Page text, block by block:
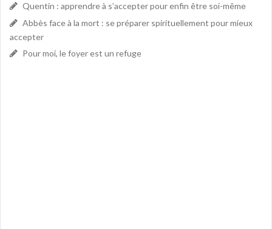
Quentin : apprendre à s’accepter pour enfin être soi-même
Abbès face à la mort : se préparer spirituellement pour mieux
accepter
Pour moi, le foyer est un refuge